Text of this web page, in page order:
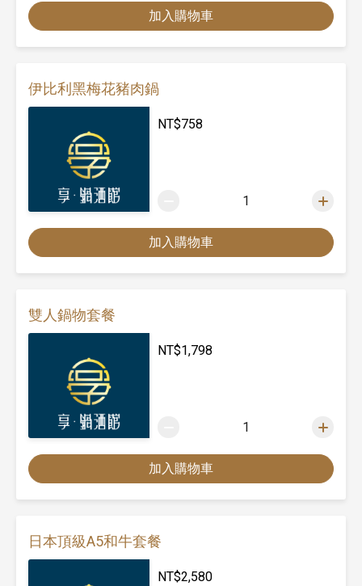
加入購物車
伊比利黑梅花豬肉鍋
NT$758
1
加入購物車
雙人鍋物套餐
NT$1,798
1
加入購物車
日本頂級A5和牛套餐
NT$2,580